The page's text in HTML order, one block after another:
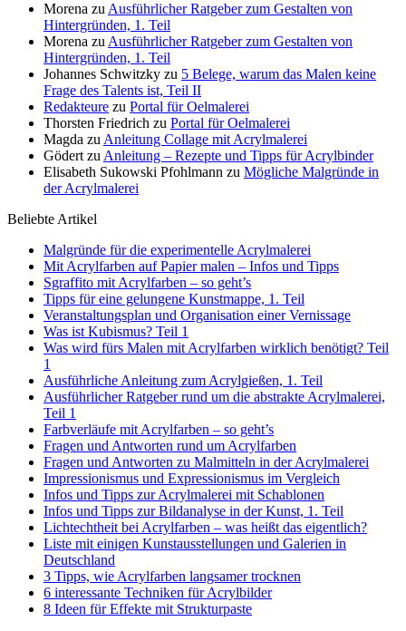
Morena zu Ausführlicher Ratgeber zum Gestalten von
Hintergründen, 1. Teil
Morena zu Ausführlicher Ratgeber zum Gestalten von
Hintergründen, 1. Teil
Johannes Schwitzky zu 5 Belege, warum das Malen keine
Frage des Talents ist, Teil II
Redakteure zu Portal für Oelmalerei
Thorsten Friedrich zu Portal für Oelmalerei
Magda zu Anleitung Collage mit Acrylmalerei
Gödert zu Anleitung – Rezepte und Tipps für Acrylbinder
Elisabeth Sukowski Pfohlmann zu Mögliche Malgründe in
der Acrylmalerei
Beliebte Artikel
Malgründe für die experimentelle Acrylmalerei
Mit Acrylfarben auf Papier malen – Infos und Tipps
Sgraffito mit Acrylfarben – so geht’s
Tipps für eine gelungene Kunstmappe, 1. Teil
Veranstaltungsplan und Organisation einer Vernissage
Was ist Kubismus? Teil 1
Was wird fürs Malen mit Acrylfarben wirklich benötigt? Teil
1
Ausführliche Anleitung zum Acrylgießen, 1. Teil
Ausführlicher Ratgeber rund um die abstrakte Acrylmalerei,
Teil 1
Farbverläufe mit Acrylfarben – so geht’s
Fragen und Antworten rund um Acrylfarben
Fragen und Antworten zu Malmitteln in der Acrylmalerei
Impressionismus und Expressionismus im Vergleich
Infos und Tipps zur Acrylmalerei mit Schablonen
Infos und Tipps zur Bildanalyse in der Kunst, 1. Teil
Lichtechtheit bei Acrylfarben – was heißt das eigentlich?
Liste mit einigen Kunstausstellungen und Galerien in
Deutschland
3 Tipps, wie Acrylfarben langsamer trocknen
6 interessante Techniken für Acrylbilder
8 Ideen für Effekte mit Strukturpaste